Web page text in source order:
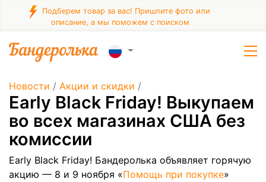
Подберем товар за вас! Пришлите фото или
описание, а мы поможем с поиском
Новости / Акции и скидки /
​Early Black Friday! Выкупаем
во всех магазинах США без
комиссии
Early Black Friday! Бандеролька объявляет горячую
акцию — 8 и 9 ноября «Помощь при покупке»